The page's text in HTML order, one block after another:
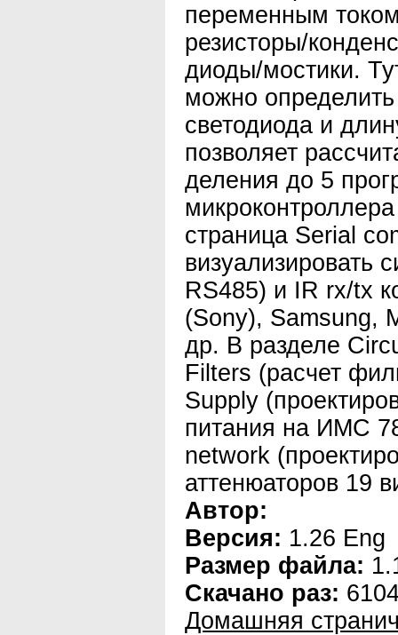
переменным
резисторы/
диоды/мостики.
можно
светодиода и
позволяет
деления до 5
страница Serial
визуализировать
RS485) и IR rx/tx
(Sony), Samsung,
др. В разделе
Filters (расчет
Supply
питания на ИМС
network
аттенюаторов 19
Автор:
Версия: 1.26 Eng
Размер файла:
Скачано раз:
Домашняя